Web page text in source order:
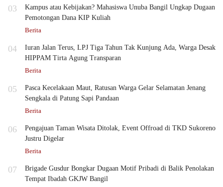
03
Kampus atau Kebijakan? Mahasiswa Unuba Bangil Ungkap Dugaan
Pemotongan Dana KIP Kuliah
Berita
04
Iuran Jalan Terus, LPJ Tiga Tahun Tak Kunjung Ada, Warga Desak
HIPPAM Tirta Agung Transparan
Berita
05
Pasca Kecelakaan Maut, Ratusan Warga Gelar Selamatan Jenang
Sengkala di Patung Sapi Pandaan
Berita
06
Pengajuan Taman Wisata Ditolak, Event Offroad di TKD Sukoreno
Justru Digelar
Berita
07
Brigade Gusdur Bongkar Dugaan Motif Pribadi di Balik Penolakan
Tempat Ibadah GKJW Bangil